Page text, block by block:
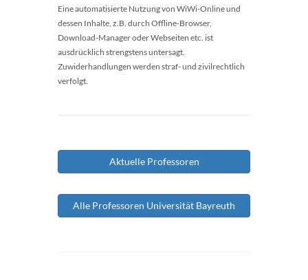
Eine automatisierte Nutzung von WiWi-Online und
dessen Inhalte, z.B. durch Offline-Browser,
Download-Manager oder Webseiten etc. ist
ausdrücklich strengstens untersagt.
Zuwiderhandlungen werden straf- und zivilrechtlich
verfolgt.
Aktuelle Professoren
Alle Professoren Universität Bayreuth